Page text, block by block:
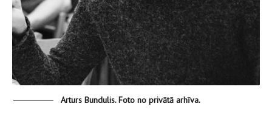
Arturs Bundulis. Foto no privātā arhīva.